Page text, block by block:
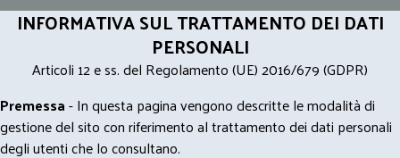
INFORMATIVA SUL TRATTAMENTO DEI DATI
PERSONALI
Articoli 12 e ss. del Regolamento (UE) 2016/679 (GDPR)
Premessa- In questa pagina vengono descritte le modalità di
gestione del sito con riferimento al trattamento dei dati personali
degli utenti che lo consultano.